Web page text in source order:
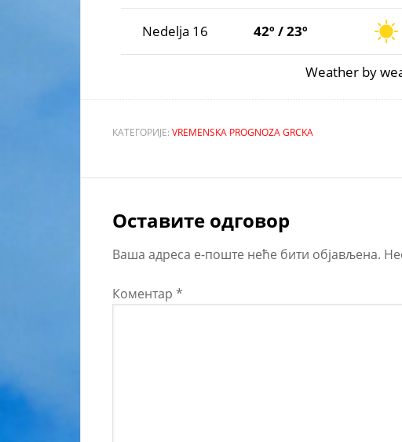
Nedelja 16 42º / 23º
Weather by
КАТЕГОРИЈЕ: VREMENSKA PROGNOZA GRCKA
Оставите одговор
Ваша адреса е-поште неће бити објављена.
Коментар *